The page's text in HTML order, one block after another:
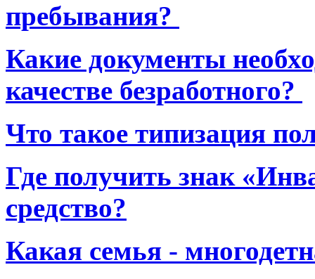
пребывания?
Какие документы
качестве безработного?
Что такое типизация
Где получить знак
средство?
Какая семья -